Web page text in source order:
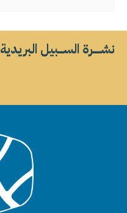
نشــــــرة الســــبيل البريدية